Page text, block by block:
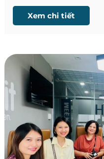
hệ thống đối tác của Phil
Xem chi tiết